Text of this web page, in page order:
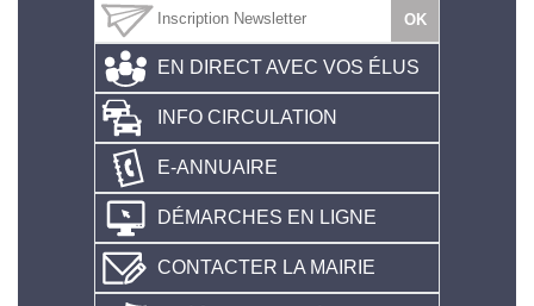
EN DIRECT AVEC VOS ÉLUS
INFO CIRCULATION
E-ANNUAIRE
DÉMARCHES EN LIGNE
CONTACTER LA MAIRIE